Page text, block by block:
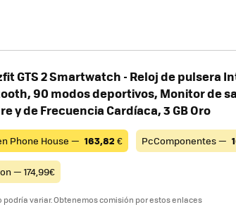
GTS 2 Smartwatch - Reloj de pulsera
90 modos deportivos, Monitor de
y de Frecuencia Cardíaca, 3 GB Oro
Phone House — 163,82 € PcComponentes —
— 174,99€
podría variar. Obtenemos comisión por estos enlaces